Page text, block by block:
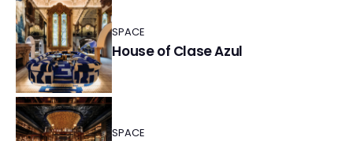
SPACE
House of Clase Azul
SPACE